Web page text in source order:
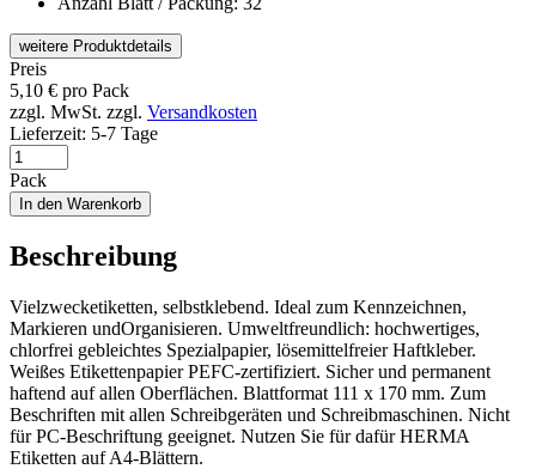
weitere Produktdetails
Preis
5,10 € pro Pack
zzgl. MwSt. zzgl. Versandkosten
Lieferzeit: 5-7 Tage
Pack
In den Warenkorb
Beschreibung
Vielzwecketiketten, selbstklebend. Ideal zum Kennzeichnen,
Markieren undOrganisieren. Umweltfreundlich: hochwertiges,
chlorfrei gebleichtes Spezialpapier, lösemittelfreier Haftkleber.
Weißes Etikettenpapier PEFC-zertifiziert. Sicher und permanent
haftend auf allen Oberflächen. Blattformat 111 x 170 mm. Zum
Beschriften mit allen Schreibgeräten und Schreibmaschinen. Nicht
für PC-Beschriftung geeignet. Nutzen Sie für dafür HERMA
Etiketten auf A4-Blättern.